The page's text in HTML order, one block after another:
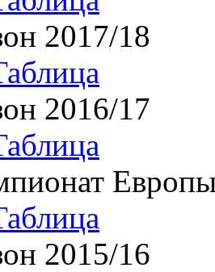
2017/18
2016/17
2015/16